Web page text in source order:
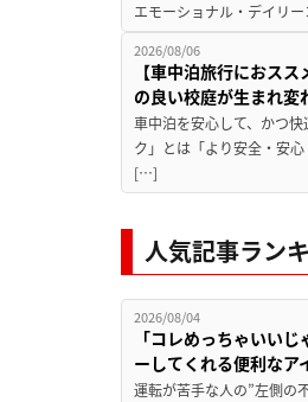
エモーショナル・デイリ
2026/08/06
【車中泊旅行におス
の良い校庭が生まれ変
車中泊を安心して、かつ
ク」とは「より安全・安
[…]
人気記事ラン
2026/08/04
「コレめっちゃいい
ーしてくれる便利なア
運転が苦手な人の”左側の